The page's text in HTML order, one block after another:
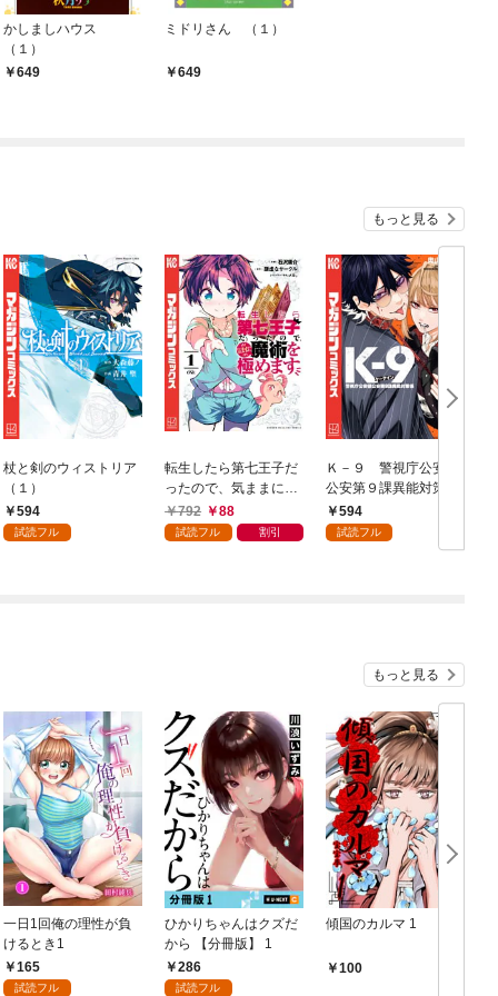
かしましハウス
（１）
649
ミドリさん （１）
649
もっと見る
杖と剣のウィストリア
（１）
594
試読フル
転生したら第七王子だ
ったので、気ままに魔
術を極めます（１）
792 88
試読フル 割引
Ｋ－９ 警視庁公安部
公安第９課異能対策係
（１）
594
試読フル
もっと見る
一日1回俺の理性が負
けるとき1
165
試読フル
ひかりちゃんはクズだ
から 【分冊版】 1
286
試読フル
傾国のカルマ 1
100